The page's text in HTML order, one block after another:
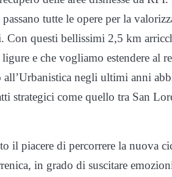
tutte le opere per la
Con questi bellissimi 2,5 km
e che vogliamo estendere al
all’Urbanistica negli ultimi anni
strategici come quello tra San
il piacere di percorrere la nuova
in grado di suscitare